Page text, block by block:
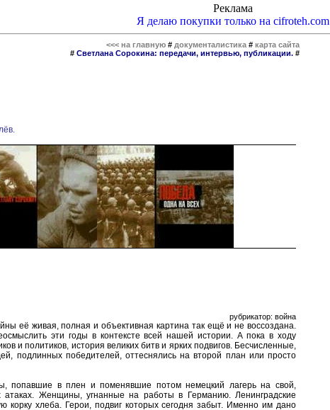
Реклама
Я делаю покупки только на cifroteh.com
<<< на главную # документалистика # карта сайта
# Светлана Сорокина: передачи, интервью, публикации. #
рубрикатор: война
её живая, полная и объективная картина так ещё и не воссоздана.
эти годы в контексте всей нашей истории. А пока в ходу
и политиков, история великих битв и ярких подвигов. Бесчисленные,
подлинных победителей, оттеснялись на второй план или просто
попавшие в плен и поменявшие потом немецкий лагерь на свой,
Женщины, угнанные на работы в Германию. Ленинградские
корку хлеба. Герои, подвиг которых сегодня забыт. Именно им дано